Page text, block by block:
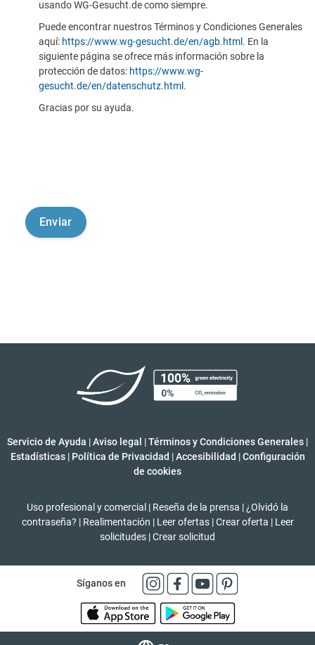
usando WG-Gesucht.de como siempre.
Puede encontrar nuestros Términos y Condiciones Generales
aquí: https://www.wg-gesucht.de/en/agb.html . En la
siguiente página se ofrece más información sobre la
protección de datos: https://www.wg-
gesucht.de/en/datenschutz.html .
Gracias por su ayuda.
Servicio de Ayuda |Aviso legal |Términos y Condiciones Generales |
Estadísticas | Política de Privacidad | Accesibilidad | Configuración
de cookies
Uso profesional y comercial | Reseña de la prensa | ¿Olvidó la
contraseña? | Realimentación | Leer ofertas | Crear oferta | Leer
solicitudes |Crear solicitud
Síganos en